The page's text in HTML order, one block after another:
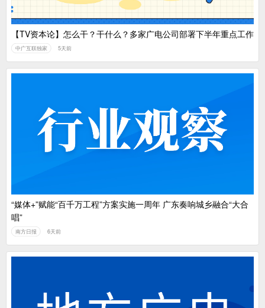
【TV资本论】怎么干？干什么？多家广电公司部署下半年重点工作
中广互联独家 5天前
“媒体+”赋能“百千万工程”方案实施一周年 广东奏响城乡融合“大合
唱”
南方日报 6天前